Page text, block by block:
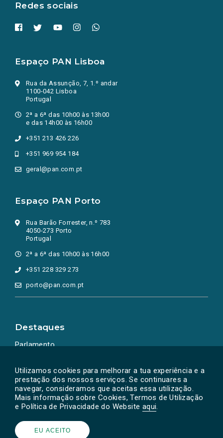
Utilizamos cookies para melhorar a tua experiência e a
prestação dos nossos serviços. Se continuares a
navegar, consideramos que aceitas essa utilização.
Mais informação sobre Cookies, Termos de Utilização
e Política de Privacidade do Website aqui.
EU ACEITO
Redes sociais
Espaço PAN Lisboa
Rua da Assunção, 7, 1.º andar
1100-042 Lisboa
Portugal
2ª a 6ª das 10h00 às 13h00
e das 14h00 às 16h00
+351 213 426 226
+351 969 954 184
geral@pan.com.pt
Espaço PAN Porto
Rua Barão Forrester, n.º 783
4050-273 Porto
Portugal
2ª a 6ª das 10h00 às 16h00
+351 228 329 273
porto@pan.com.pt
Destaques
Parlamento
Powered by © PAN 2026